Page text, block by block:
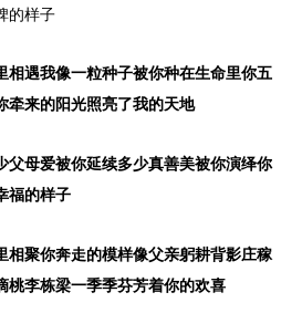
的样子
相遇我像一粒种子被你种在生命里你五
牵来的阳光照亮了我的天地
父母爱被你延续多少真善美被你演绎你
福的样子
相聚你奔走的模样像父亲躬耕背影庄稼
桃李栋梁一季季芬芳着你的欢喜